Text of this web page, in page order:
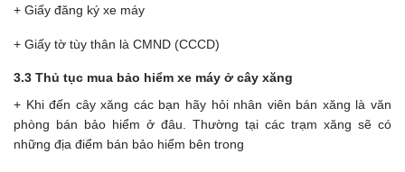
+ Giấy đăng ký xe máy
+ Giấy tờ tùy thân là CMND (CCCD)
3.3 Thủ tục mua bảo hiểm xe máy ở cây xăng
+ Khi đến cây xăng các bạn hãy hỏi nhân viên bán xăng là văn
phòng bán bảo hiểm ở đâu. Thường tại các trạm xăng sẽ có
những địa điểm bán bảo hiểm bên trong